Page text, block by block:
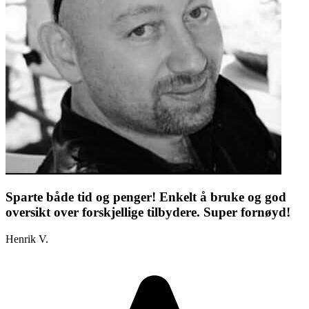
Sparte både tid og penger! Enkelt å bruke og god
oversikt over forskjellige tilbydere. Super fornøyd!
Henrik V.